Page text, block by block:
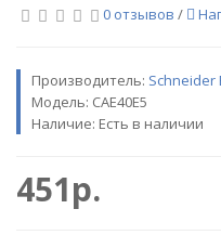
0 отзывов /
Производитель: Sсhneider
Модель: CAE40E5
Наличие: Есть в наличии
451р.